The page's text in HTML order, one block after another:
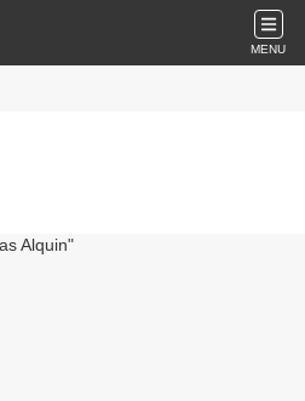
MENU